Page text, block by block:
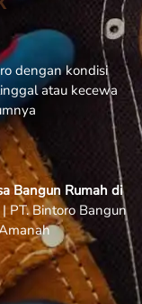
dengan kondisi
atau kecewa
Bangun Rumah di
PT. Bintoro Bangun